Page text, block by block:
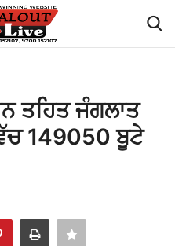
ਤਹਿਤ ਜੰਗਲਾਤ
149050 ਬੂਟੇ